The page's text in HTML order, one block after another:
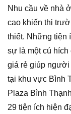
Nhu cầu về nhà
cao khiến thị
thiết. Những tiện
sự là một cú
giá rẻ giúp
tại khu vực Bình
Plaza Bình
29 tiện ích hiện